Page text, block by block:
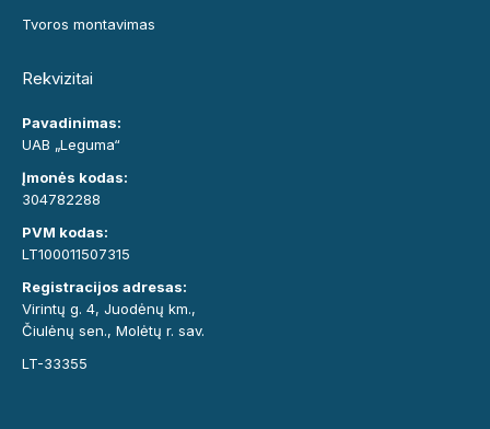
Tvoros montavimas
Rekvizitai
Pavadinimas:
UAB „Leguma“
Įmonės kodas:
304782288
PVM kodas:
LT100011507315
Registracijos adresas:
Virintų g. 4, Juodėnų km.,
Čiulėnų sen., Molėtų r. sav.
LT-33355